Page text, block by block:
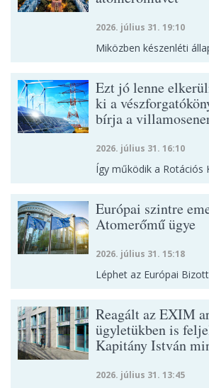
2026. július 31. 19:10
Miközben készenléti
Ezt jó lenne
ki a
bírja a
2026. július 31. 16:10
Így működik a Rotációs
Európai szintre
Atomerőmű ügye
2026. július 31. 15:18
Léphet az Európai
Reagált az EXIM
ügyletükben is
Kapitány István
2026. július 31. 13:45